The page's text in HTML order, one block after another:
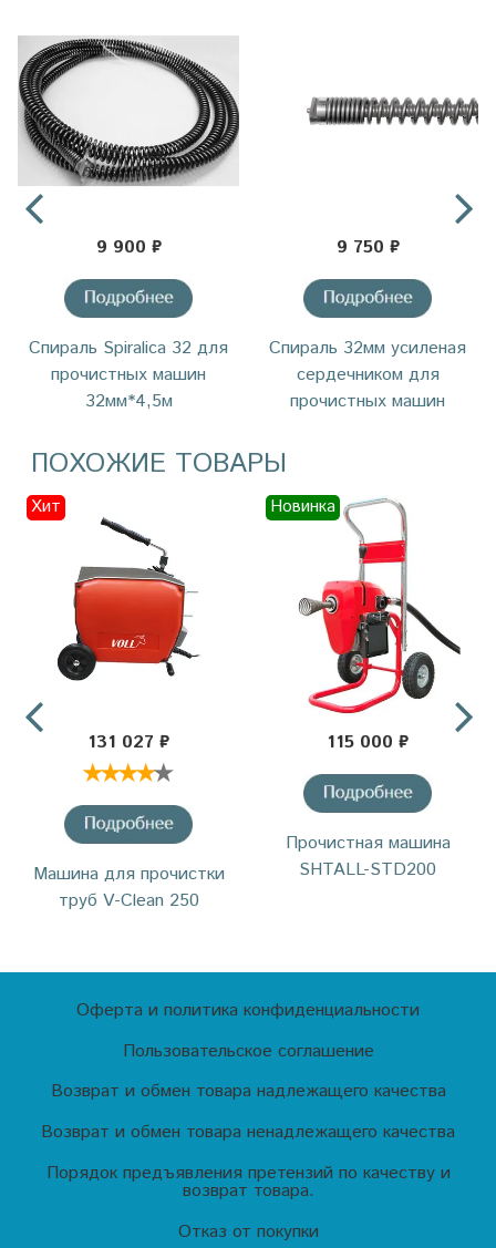
9 900 ₽
Cпираль Spiralica 32 для
прочистных машин
32мм*4,5м
9 750 ₽
Спираль 32мм усиленая
сердечником для
прочистных машин
ПОХОЖИЕ ТОВАРЫ
Хит
131 027 ₽
Машина для прочистки
труб V-Clean 250
Новинка
115 000 ₽
Прочистная машина
SHTALL-STD200
Оферта и политика конфиденциальности
Пользовательское соглашение
Возврат и обмен товара надлежащего качества
Возврат и обмен товара ненадлежащего качества
Порядок предъявления претензий по качеству и
возврат товара.
Отказ от покупки